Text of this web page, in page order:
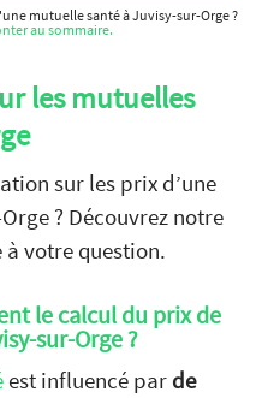
mutuelle santé à Juvisy-sur-Orge ?
au sommaire.
les mutuelles
sur les prix d’une
? Découvrez notre
à votre question.
le calcul du prix de
sur-Orge ?
est influencé par de